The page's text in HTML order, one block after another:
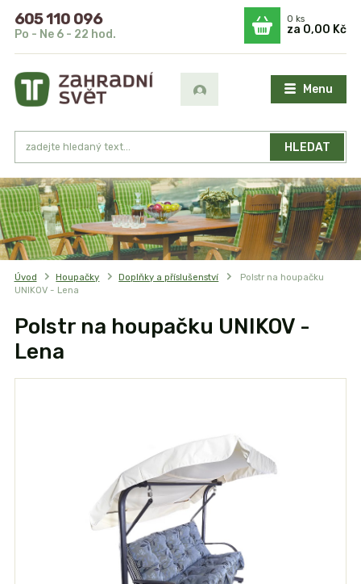
Menu
HLEDAT
605 110 096
Po - Ne 6 - 22 hod.
0ks
za 0,00 Kč
Úvod Houpačky Doplňky a příslušenství
Polstr na houpačku
UNIKOV - Lena
Polstr na houpačku UNIKOV -
Lena